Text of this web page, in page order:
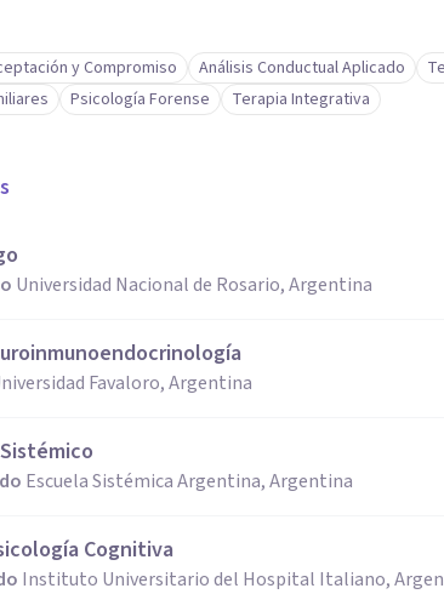
y Compromiso Análisis Conductual Aplicado
Psicología Forense Terapia Integrativa
Universidad Nacional de Rosario, Argentina
Favaloro, Argentina
Escuela Sistémica Argentina, Argentina
Cognitiva
Instituto Universitario del Hospital Italiano,